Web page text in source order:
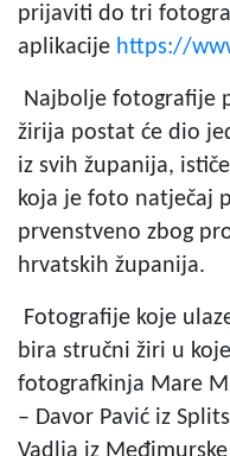
prijaviti do tri
aplikacije https://
Najbolje fotografije
žirija postat će dio
iz svih županija,
koja je foto natječaj
prvenstveno zbog
hrvatskih županija.
Fotografije koje
bira stručni žiri u
fotografkinja Mare
– Davor Pavić iz
Vadlja iz